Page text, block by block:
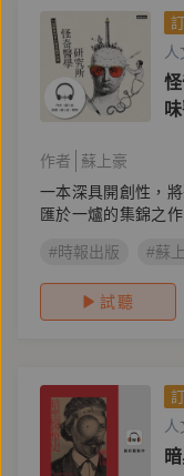
作者
蘇上豪
一本深具開創性，
匯於一爐的集錦之作
#時報出版 #蘇
試聽